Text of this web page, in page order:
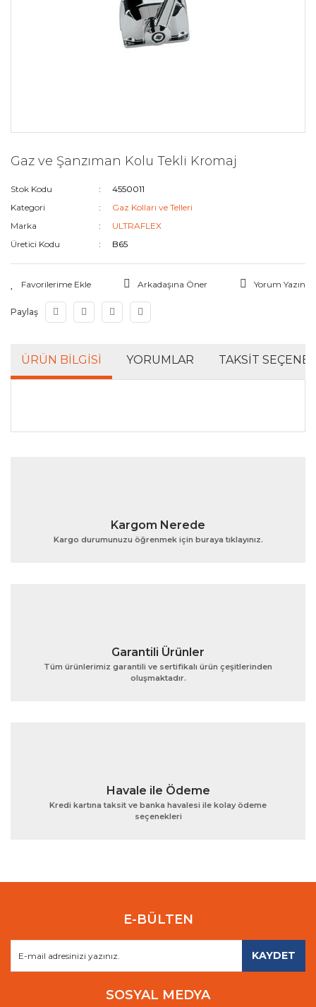
Gaz ve Şanzıman Kolu Tekli Kromaj
Stok Kodu
4550011
Kategori
Gaz Kolları ve Telleri
Marka
ULTRAFLEX
Üretici Kodu
B65
Arkadaşına Öner Yorum Yazın
Paylaş
ÜRÜN BILGISI YORUMLAR TAKSIT
Bu ürünün fiyat bilgisi, resim, ürün açıklamalarında ve
Ürün açıklamasında eksik bilgiler bulunuyor.
Gönder
Kargom Nerede
Kargo durumunuzu öğrenmek için buraya tıklayınız.
Garantili Ürünler
Tüm ürünlerimiz garantili ve sertifikalı ürün çeşitlerinden
oluşmaktadır.
Havale ile Ödeme
Kredi kartına taksit ve banka havalesi ile kolay ödeme
seçenekleri
E-BÜLTEN
KAYDET
SOSYAL MEDYA